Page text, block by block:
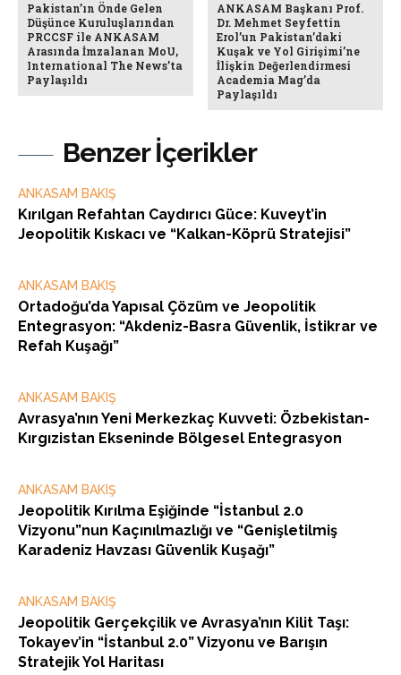
Benzer İçerikler
ANKASAM BAKIŞ
Kırılgan Refahtan Caydırıcı Güce: Kuveyt’in
Jeopolitik Kıskacı ve “Kalkan-Köprü Stratejisi”
ANKASAM BAKIŞ
Ortadoğu’da Yapısal Çözüm ve Jeopolitik
Entegrasyon: “Akdeniz-Basra Güvenlik, İstikrar ve
Refah Kuşağı”
ANKASAM BAKIŞ
Avrasya’nın Yeni Merkezkaç Kuvveti: Özbekistan-
Kırgızistan Ekseninde Bölgesel Entegrasyon
ANKASAM BAKIŞ
Jeopolitik Kırılma Eşiğinde “İstanbul 2.0
Vizyonu”nun Kaçınılmazlığı ve “Genişletilmiş
Karadeniz Havzası Güvenlik Kuşağı”
ANKASAM BAKIŞ
Jeopolitik Gerçekçilik ve Avrasya’nın Kilit Taşı:
Tokayev’in “İstanbul 2.0” Vizyonu ve Barışın
Stratejik Yol Haritası
Pakistan’ın Önde Gelen
Düşünce Kuruluşlarından
PRCCSF ile ANKASAM
Arasında İmzalanan MoU,
International The News’ta
Paylaşıldı
ANKASAM Başkanı Prof.
Dr. Mehmet Seyfettin
Erol’un Pakistan’daki
Kuşak ve Yol Girişimi’ne
İlişkin Değerlendirmesi
Academia Mag’da
Paylaşıldı